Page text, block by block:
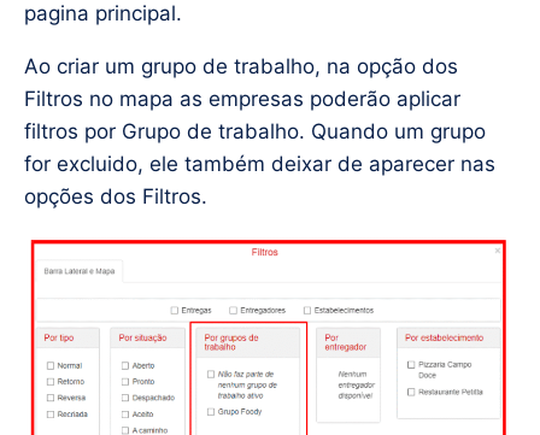
pagina principal.
Ao criar um grupo de trabalho, na opção dos
Filtros no mapa as empresas poderão aplicar
filtros por Grupo de trabalho. Quando um grupo
for excluido, ele também deixar de aparecer nas
opções dos Filtros.